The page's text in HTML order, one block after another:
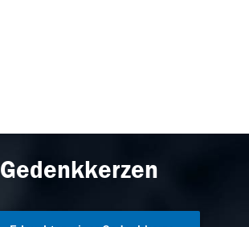
Gedenkkerzen